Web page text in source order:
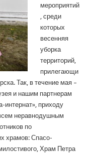
мероприятий
, среди
которых
весенняя
уборка
территорий,
прилегающи
Так, в течение мая –
и нашим партнерам
интернат», приходу
неравнодушным
по
храмов: Спасо-
Храм Петра